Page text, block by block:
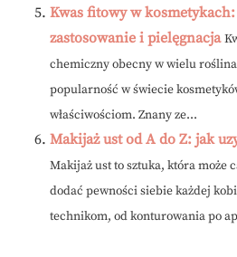
Kwas fitowy w
zastosowanie i pielęgnacja
chemiczny obecny w wielu
popularność w świecie
właściwościom. Znany ze...
Makijaż ust od A do Z: jak
Makijaż ust to sztuka, która może
dodać pewności siebie każdej
technikom, od konturowania po